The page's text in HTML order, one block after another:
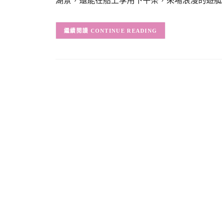
CONTINUE READING